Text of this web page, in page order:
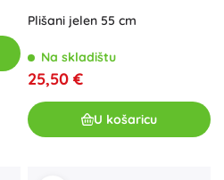
Plišani jelen 55 cm
Na skladištu
25,50 €
U košaricu